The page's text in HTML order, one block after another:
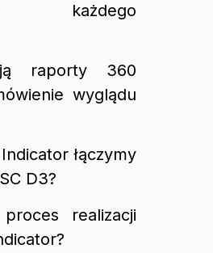
każdego
raporty 360
wyglądu
łączymy
D3?
realizacji